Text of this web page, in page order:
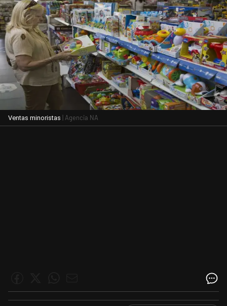
Ventas minoristas | Agencia NA